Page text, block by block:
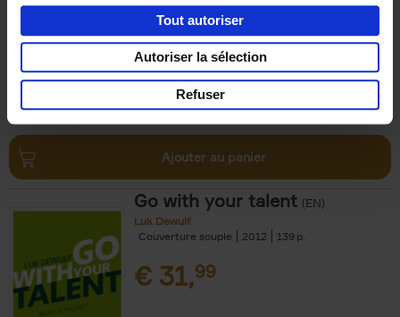
Tout autoriser
Autoriser la sélection
Refuser
€37,50
Ajouter au panier
Go with your talent (EN)
Luk Dewulf
Couverture souple
2012 139
€ 31,99